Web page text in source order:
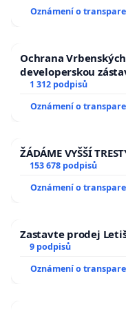
Oznámení o
Ochrana
developerskou
1 312 podpisů
Oznámení o
ŽÁDÁME VYŠŠÍ
153 678 podpisů
Oznámení o
Zastavte prodej
9 podpisů
Oznámení o